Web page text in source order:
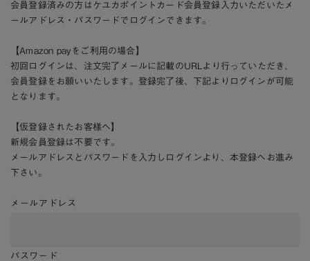
会員登録済みの方はケユカポイントカード会員登録入力いただいたメ
ールアドレス・パスワードでログインできます。
【Amazon payをご利用の場合】
初回ログインは、注文完了メールに記載のURLより行っていただき、
会員登録をお願いいたします。登録完了後、下記よりログインが可能
となります。
【仮登録されたお客様へ】
新規会員登録は不要です。
メールアドレスとパスワードを入力しログインより、本登録へお進み
下さい。
メールアドレス
パスワード